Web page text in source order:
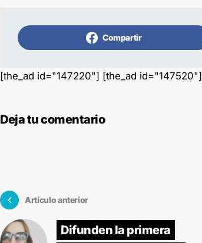
Compartir
[the_ad id="147220"] [the_ad id="147520"]
Deja tu comentario
Artículo anterior
Difunden la primera